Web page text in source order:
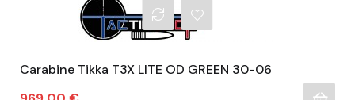
Carabine Tikka T3X LITE OD GREEN 30-06